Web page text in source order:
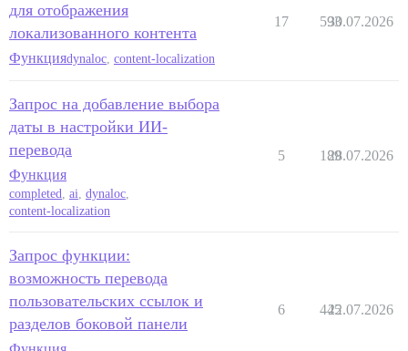
для отображения
локализованного контента
Функцияdynaloc content-localization
17 593
30.07.2026
Запрос на добавление выбора
даты в настройки ИИ-
перевода
Функция
completed, ai, dynaloc,
content-localization
5 189
28.07.2026
Запрос функции:
возможность перевода
пользовательских ссылок и
разделов боковой панели
6 445
22.07.2026